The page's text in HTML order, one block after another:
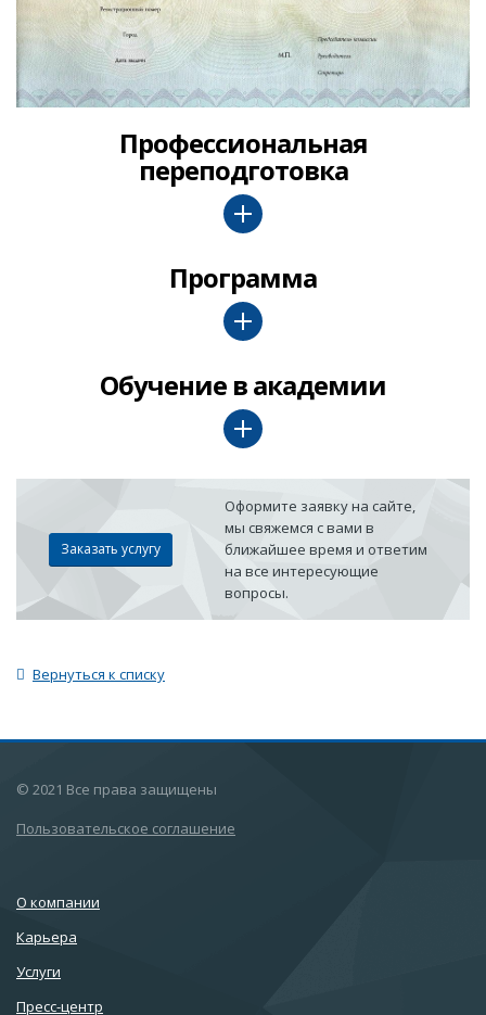
Профессиональная
переподготовка
Программа
Обучение в академии
Заказать услугу
Оформите заявку на сайте,
мы свяжемся с вами в
ближайшее время и ответим
на все интересующие
вопросы.
Вернуться к списку
© 2021 Все права защищены
Пользовательское соглашение
О компании
Карьера
Услуги
Пресс-центр